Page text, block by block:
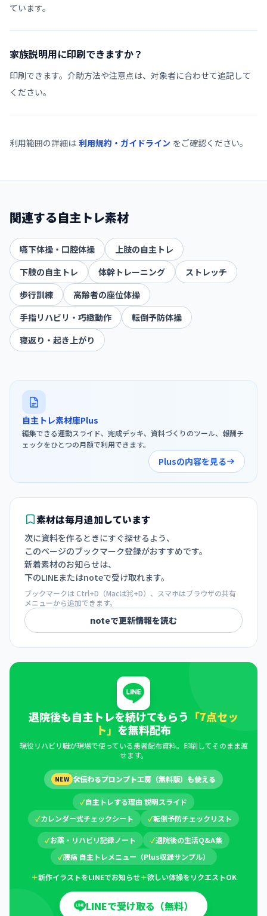
ています。
家族説明用に印刷できますか？
印刷できます。介助方法や注意点は、対象者に合わせて追記して
ください。
利用範囲の詳細は 利用規約・ガイドライン をご確認ください。
関連する自主トレ素材
嚥下体操・口腔体操
上肢の自主トレ
下肢の自主トレ
体幹トレーニング
ストレッチ
歩行訓練
高齢者の座位体操
手指リハビリ・巧緻動作
転倒予防体操
寝返り・起き上がり
自主トレ素材庫Plus
編集できる運動スライド、完成デッキ、資料づくりのツール、報酬チ
ェックをひとつの月額で利用できます。
Plusの内容を見る
素材は毎月追加しています
次に資料を作るときにすぐ探せるよう、
このページのブックマーク登録がおすすめです。
新着素材のお知らせは、
下のLINEまたはnoteで受け取れます。
ブックマークは Ctrl+D（Macは⌘+D）、スマホはブラウザの共有
メニューから追加できます。
noteで更新情報を読む
退院後も自主トレを続けてもらう 「7点セッ
ト」 を無料配布
現役リハビリ職が現場で使っている患者配布資料。印刷してそのまま渡
せます。
NEW 🛠伝わるプロンプト工房（無料版）も使える
✓自主トレする理由 説明スライド
✓カレンダー式チェックシート ✓転倒予防チェックリスト
✓お薬・リハビリ記録ノート ✓退院後の生活Q&A集
✓腰痛 自主トレメニュー（Plus収録サンプル）
＋新作イラストをLINEでお知らせ＋欲しい体操をリクエストOK
LINEで受け取る（無料）